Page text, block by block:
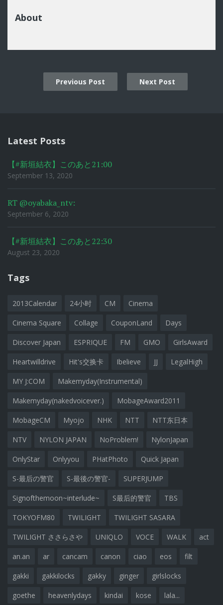
About
Previous Post Next Post
Latest Posts
【#新垣結衣】このあと21:00
September 13, 2020
RT @oyabaka_ntv:
September 6, 2020
【#新垣結衣】このあと22:30
August 23, 2020
Tags
2013Calendar 24小时 CM Cinema
Cinema Square Collage CouponLand Days
Discover Japan ESPRIQUE FM GMO GirlsAward
Heartwilldrive Hit's交换卡 Ibelieve JJ LegalHigh
MY J:COM Makemyday(Instrumental)
Makemyday(nakedvoicever.) MobageAward2011
MobageCM Myojo NHK NTT NTT东日本
NTV NYLON JAPAN NoProblem! NylonJapan
OnlyStar Onlyyou PHatPhoto Quick Japan
S-最后の警官 S-最後の警官- SUPERJUMP
Signofthemoon~interlude~ S最后的警官 TBS
TOKYOFM80 TWILIGHT TWILIGHT SASARA
TWILIGHT ささらさや UNIQLO VOCE WALK act
an.an ar cancam canon ciao eos filt
gakki gakkilocks gakky ginger girlslocks
goethe heavenlydays kindai kose lala...